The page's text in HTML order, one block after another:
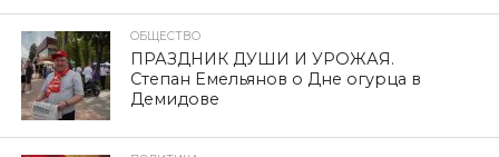
ОБЩЕСТВО
ПРАЗДНИК ДУШИ И УРОЖАЯ.
Степан Емельянов о Дне огурца в
Демидове